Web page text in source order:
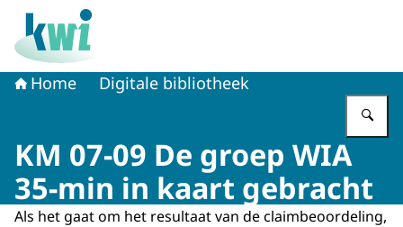
Naar de homepage van Kennisplatform Werk en
Home Digitale bibliotheek
KM 07-09 De groep WIA
35-min in kaart gebracht
Als het gaat om het resultaat van de claimbeoordeling,